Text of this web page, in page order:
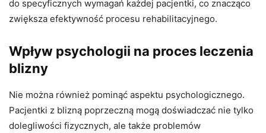
do specyficznych wymagań każdej pacjentki, co znacząco
zwiększa efektywność procesu rehabilitacyjnego.
Wpływ psychologii na proces leczenia
blizny
Nie można również pominąć aspektu psychologicznego.
Pacjentki z blizną poprzeczną mogą doświadczać nie tylko
dolegliwości fizycznych, ale także problemów